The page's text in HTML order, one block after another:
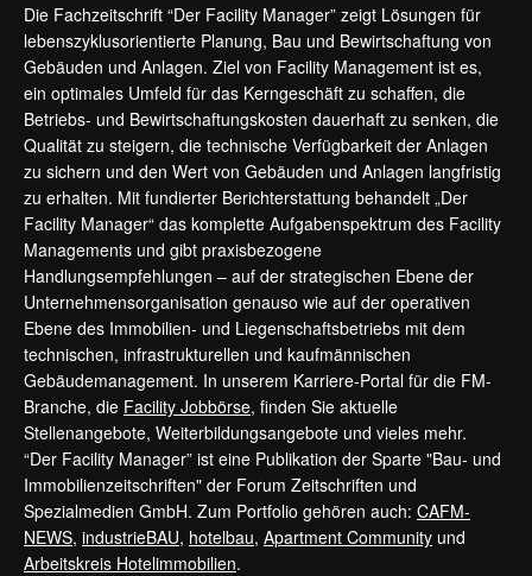
Die Fachzeitschrift “Der Facility Manager” zeigt Lösungen für
lebenszyklusorientierte Planung, Bau und Bewirtschaftung von
Gebäuden und Anlagen. Ziel von Facility Management ist es,
ein optimales Umfeld für das Kerngeschäft zu schaffen, die
Betriebs- und Bewirtschaftungskosten dauerhaft zu senken, die
Qualität zu steigern, die technische Verfügbarkeit der Anlagen
zu sichern und den Wert von Gebäuden und Anlagen langfristig
zu erhalten. Mit fundierter Berichterstattung behandelt „Der
Facility Manager“ das komplette Aufgabenspektrum des Facility
Managements und gibt praxisbezogene
Handlungsempfehlungen – auf der strategischen Ebene der
Unternehmensorganisation genauso wie auf der operativen
Ebene des Immobilien- und Liegenschaftsbetriebs mit dem
technischen, infrastrukturellen und kaufmännischen
Gebäudemanagement. In unserem Karriere-Portal für die FM-
Branche, die Facility Jobbörse, finden Sie aktuelle
Stellenangebote, Weiterbildungsangebote und vieles mehr.
“Der Facility Manager” ist eine Publikation der Sparte "Bau- und
Immobilienzeitschriften" der Forum Zeitschriften und
Spezialmedien GmbH. Zum Portfolio gehören auch: CAFM-
NEWS, industrieBAU, hotelbau, Apartment Community und
Arbeitskreis Hotelimmobilien.